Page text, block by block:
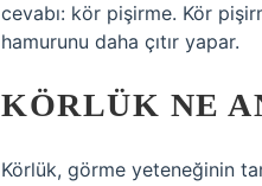
cevabı: kör pişirme. Kör
hamurunu daha çıtır yapar.
KÖRLÜK NE
Körlük, görme yeteneğinin